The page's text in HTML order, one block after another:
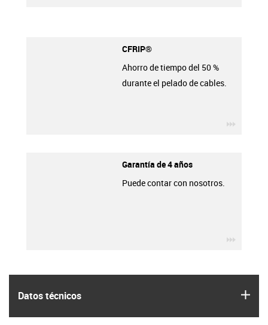
Datos técnicos
CFRIP®
Ahorro de tiempo del 50 %
durante el pelado de cables.
Garantía de 4 años
Puede contar con nosotros.